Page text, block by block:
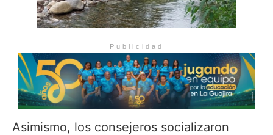
Publicidad
Asimismo, los consejeros socializaron